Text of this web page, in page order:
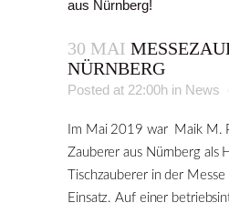
30 MAI
NÜRNBERG
Posted at 22:00h in News
Im Mai 2019 war Maik M.
Zauberer aus Nürnberg als
Tischzauberer in der
Einsatz. Auf einer